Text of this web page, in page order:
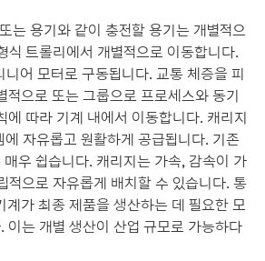
는 용기와 같이 충전할 용기는 개별적으
식 트롤리에서 개별적으로 이동합니다.
어 모터로 구동됩니다. 교통 체증을 피
적으로 또는 그룹으로 프로세스와 동기
에 따라 기계 내에서 이동합니다. 캐리지
자유롭고 원활하게 공급됩니다. 기존
우 쉽습니다. 캐리지는 가속, 감속이 가
적으로 자유롭게 배치할 수 있습니다. 통
계가 최종 제품을 생산하는 데 필요한 모
이는 개별 생산이 산업 규모로 가능하다